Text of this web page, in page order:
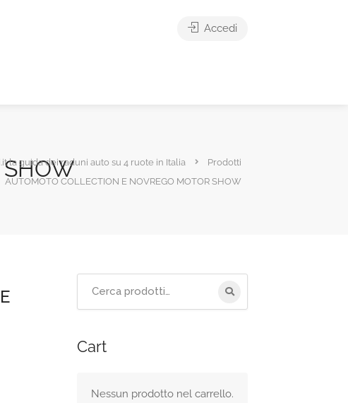
Accedi
la guida dei raduni auto su 4 ruote in Italia
Prodotti
AUTOMOTO COLLECTION E NOVREGO MOTOR SHOW
Cart
Nessun prodotto nel carrello.